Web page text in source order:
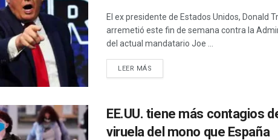
El ex presidente de Estados Unidos, Donald
arremetió este fin de semana contra la
del actual mandatario Joe ...
LEER MÁS
EE.UU. tiene más contagios
viruela del mono que España